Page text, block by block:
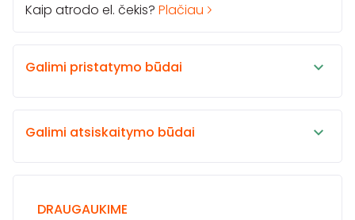
Kaip atrodo el. čekis? Plačiau
Galimi pristatymo būdai
Galimi atsiskaitymo būdai
DRAUGAUKIME